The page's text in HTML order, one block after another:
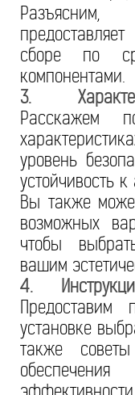
сборе по
компонентами.
3.
Расскажем
уровень
устойчивость
Вы также
возможных
чтобы
вашим
4.
Предоставим
установке
также